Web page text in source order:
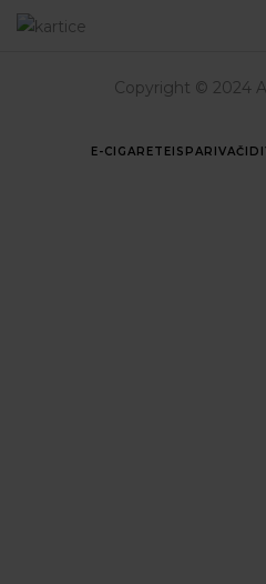
Copyright © 2024
E-CIGARETEISPARIVAČI